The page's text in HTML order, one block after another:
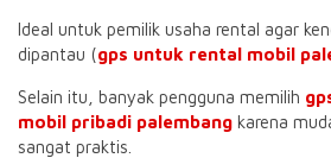
Ideal untuk pemilik usaha rental agar
dipantau (gps untuk rental mobil
Selain itu, banyak pengguna memilih
mobil pribadi palembang karena
sangat praktis.